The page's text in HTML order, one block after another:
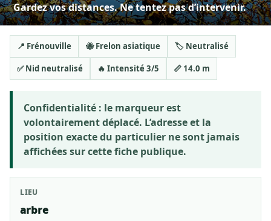
Gardez vos distances. Ne tentez pas d’intervenir.
📍 Frénouville 🐝 Frelon asiatique 🏷️ Neutralisé
✅ Nid neutralisé 🔥 Intensité 3/5 📏 14.0 m
Confidentialité : le marqueur est
volontairement déplacé. L’adresse et la
position exacte du particulier ne sont jamais
affichées sur cette fiche publique.
LIEU
arbre